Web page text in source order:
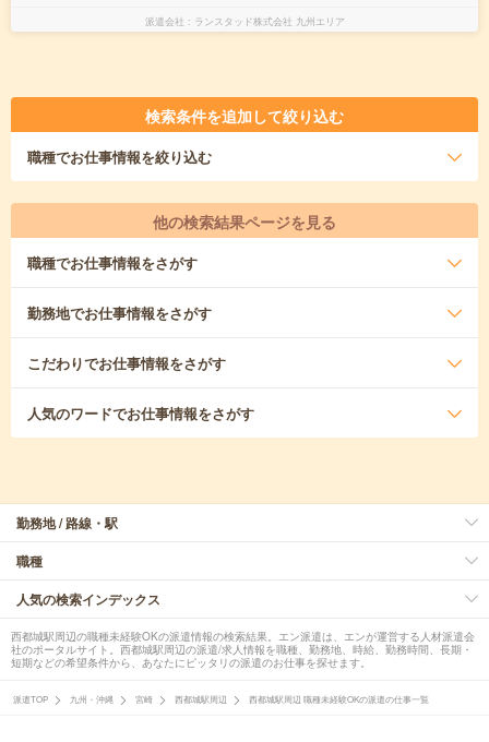
派遣会社 ランスタッド株式会社 九州エリア
検索条件を追加して絞り込む
職種でお仕事情報を絞り込む
他の検索結果ページを見る
職種でお仕事情報をさがす
勤務地でお仕事情報をさがす
こだわりでお仕事情報をさがす
人気のワードでお仕事情報をさがす
勤務地 / 路線・駅
職種
人気の検索インデックス
西都城駅周辺の職種未経験OKの派遣情報の検索結果。エン派遣は、エンが運営する人材派遣会
社のポータルサイト。西都城駅周辺の派遣/求人情報を職種、勤務地、時給、勤務時間、長期・
短期などの希望条件から、あなたにピッタリの派遣のお仕事を探せます。
派遣TOP 九州・沖縄 宮崎 西都城駅周辺 西都城駅周辺 職種未経験OKの派遣の仕事一覧